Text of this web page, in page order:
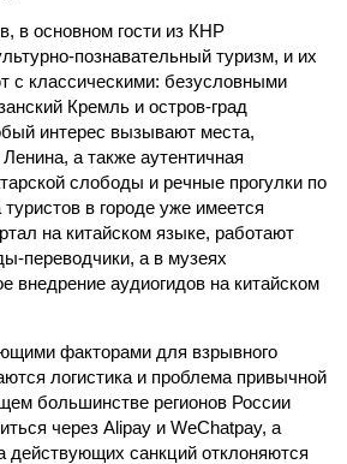
в основном гости из КНР
познавательный туризм, и их
с классическими: безусловными
Кремль и остров-град
интерес вызывают места,
а также аутентичная
слободы и речные прогулки по
в городе уже имеется
на китайском языке, работают
переводчики, а в музеях
внедрение аудиогидов на китайском
факторами для взрывного
логистика и проблема привычной
большинстве регионов России
через Alipay и WeChatpay, а
действующих санкций отклоняются